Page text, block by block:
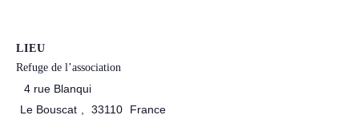
LIEU
Refuge de l’association
4 rue Blanqui
Le Bouscat
33110 France